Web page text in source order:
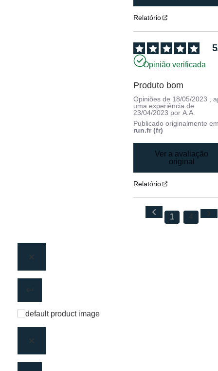
Relatório
5
Opinião verificada
Produto bom
Opiniões de 18/05/2023 ,
uma experiência de
23/04/2023 porA.A.
Publicado originalmente
run.fr (fr)
Ver a avaliação
original
Relatório
1 4